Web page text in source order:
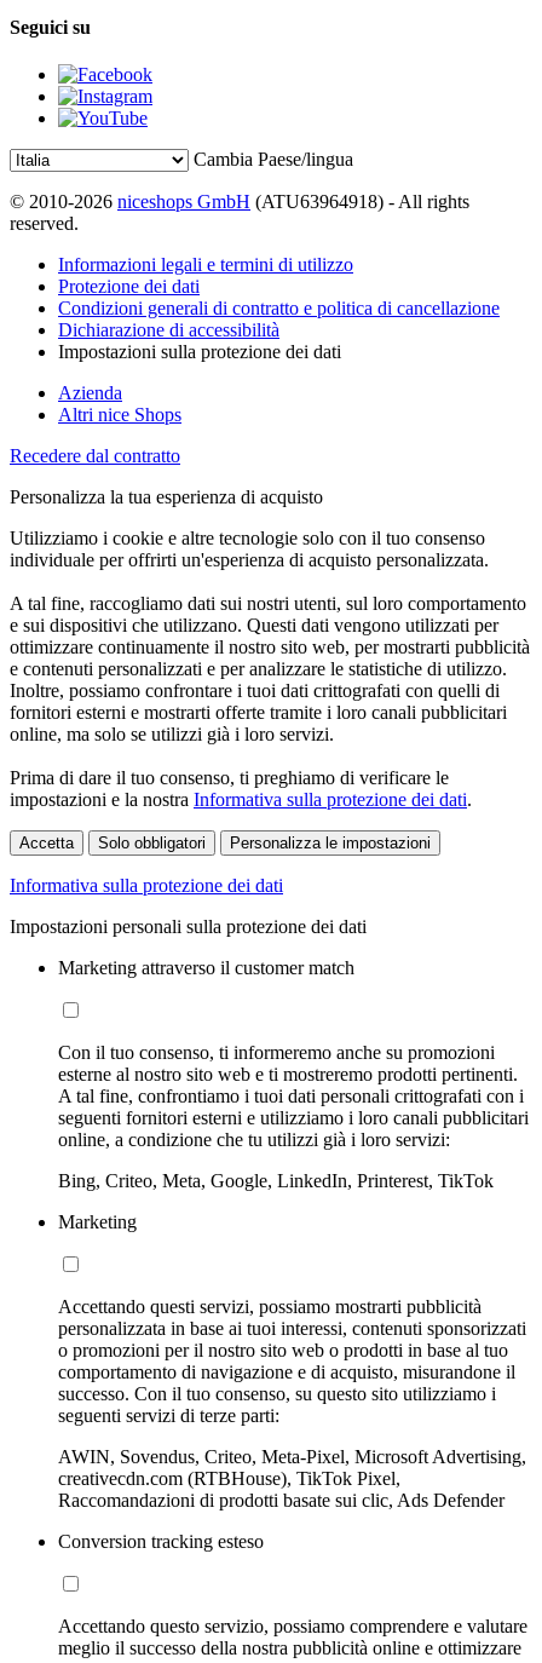
Seguici su
Cambia Paese/lingua
© 2010-2026 niceshops GmbH (ATU63964918) - All rights
reserved.
Informazioni legali e termini di utilizzo
Protezione dei dati
Condizioni generali di contratto e politica di cancellazione
Dichiarazione di accessibilità
Impostazioni sulla protezione dei dati
Azienda
Altri nice Shops
Recedere dal contratto
Personalizza la tua esperienza di acquisto
Utilizziamo i cookie e altre tecnologie solo con il tuo consenso
individuale per offrirti un'esperienza di acquisto personalizzata.
A tal fine, raccogliamo dati sui nostri utenti, sul loro comportamento
e sui dispositivi che utilizzano. Questi dati vengono utilizzati per
ottimizzare continuamente il nostro sito web, per mostrarti pubblicità
e contenuti personalizzati e per analizzare le statistiche di utilizzo.
Inoltre, possiamo confrontare i tuoi dati crittografati con quelli di
fornitori esterni e mostrarti offerte tramite i loro canali pubblicitari
online, ma solo se utilizzi già i loro servizi.
Prima di dare il tuo consenso, ti preghiamo di verificare le
impostazioni e la nostra Informativa sulla protezione dei dati.
Accetta Solo obbligatori Personalizza le impostazioni
Informativa sulla protezione dei dati
Impostazioni personali sulla protezione dei dati
Marketing attraverso il customer match
Con il tuo consenso, ti informeremo anche su promozioni
esterne al nostro sito web e ti mostreremo prodotti pertinenti.
A tal fine, confrontiamo i tuoi dati personali crittografati con i
seguenti fornitori esterni e utilizziamo i loro canali pubblicitari
online, a condizione che tu utilizzi già i loro servizi:
Bing, Criteo, Meta, Google, LinkedIn, Printerest, TikTok
Marketing
Accettando questi servizi, possiamo mostrarti pubblicità
personalizzata in base ai tuoi interessi, contenuti sponsorizzati
o promozioni per il nostro sito web o prodotti in base al tuo
comportamento di navigazione e di acquisto, misurandone il
successo. Con il tuo consenso, su questo sito utilizziamo i
seguenti servizi di terze parti:
AWIN, Sovendus, Criteo, Meta-Pixel, Microsoft Advertising,
creativecdn.com (RTBHouse), TikTok Pixel,
Raccomandazioni di prodotti basate sui clic, Ads Defender
Conversion tracking esteso
Accettando questo servizio, possiamo comprendere e valutare
meglio il successo della nostra pubblicità online e ottimizzare